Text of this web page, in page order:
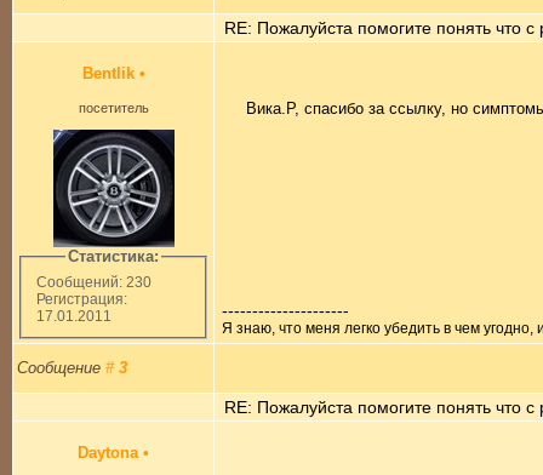
RE: Пожалуйста помогите понять что
Bentlik •
посетитель
Статистика:
Сообщений: 230
Регистрация:
17.01.2011
Вика.Р, спасибо за ссылку, но
---------------------
Я знаю, что меня легко убедить в чем
Сообщение # 3
RE: Пожалуйста помогите понять что
Daytona •